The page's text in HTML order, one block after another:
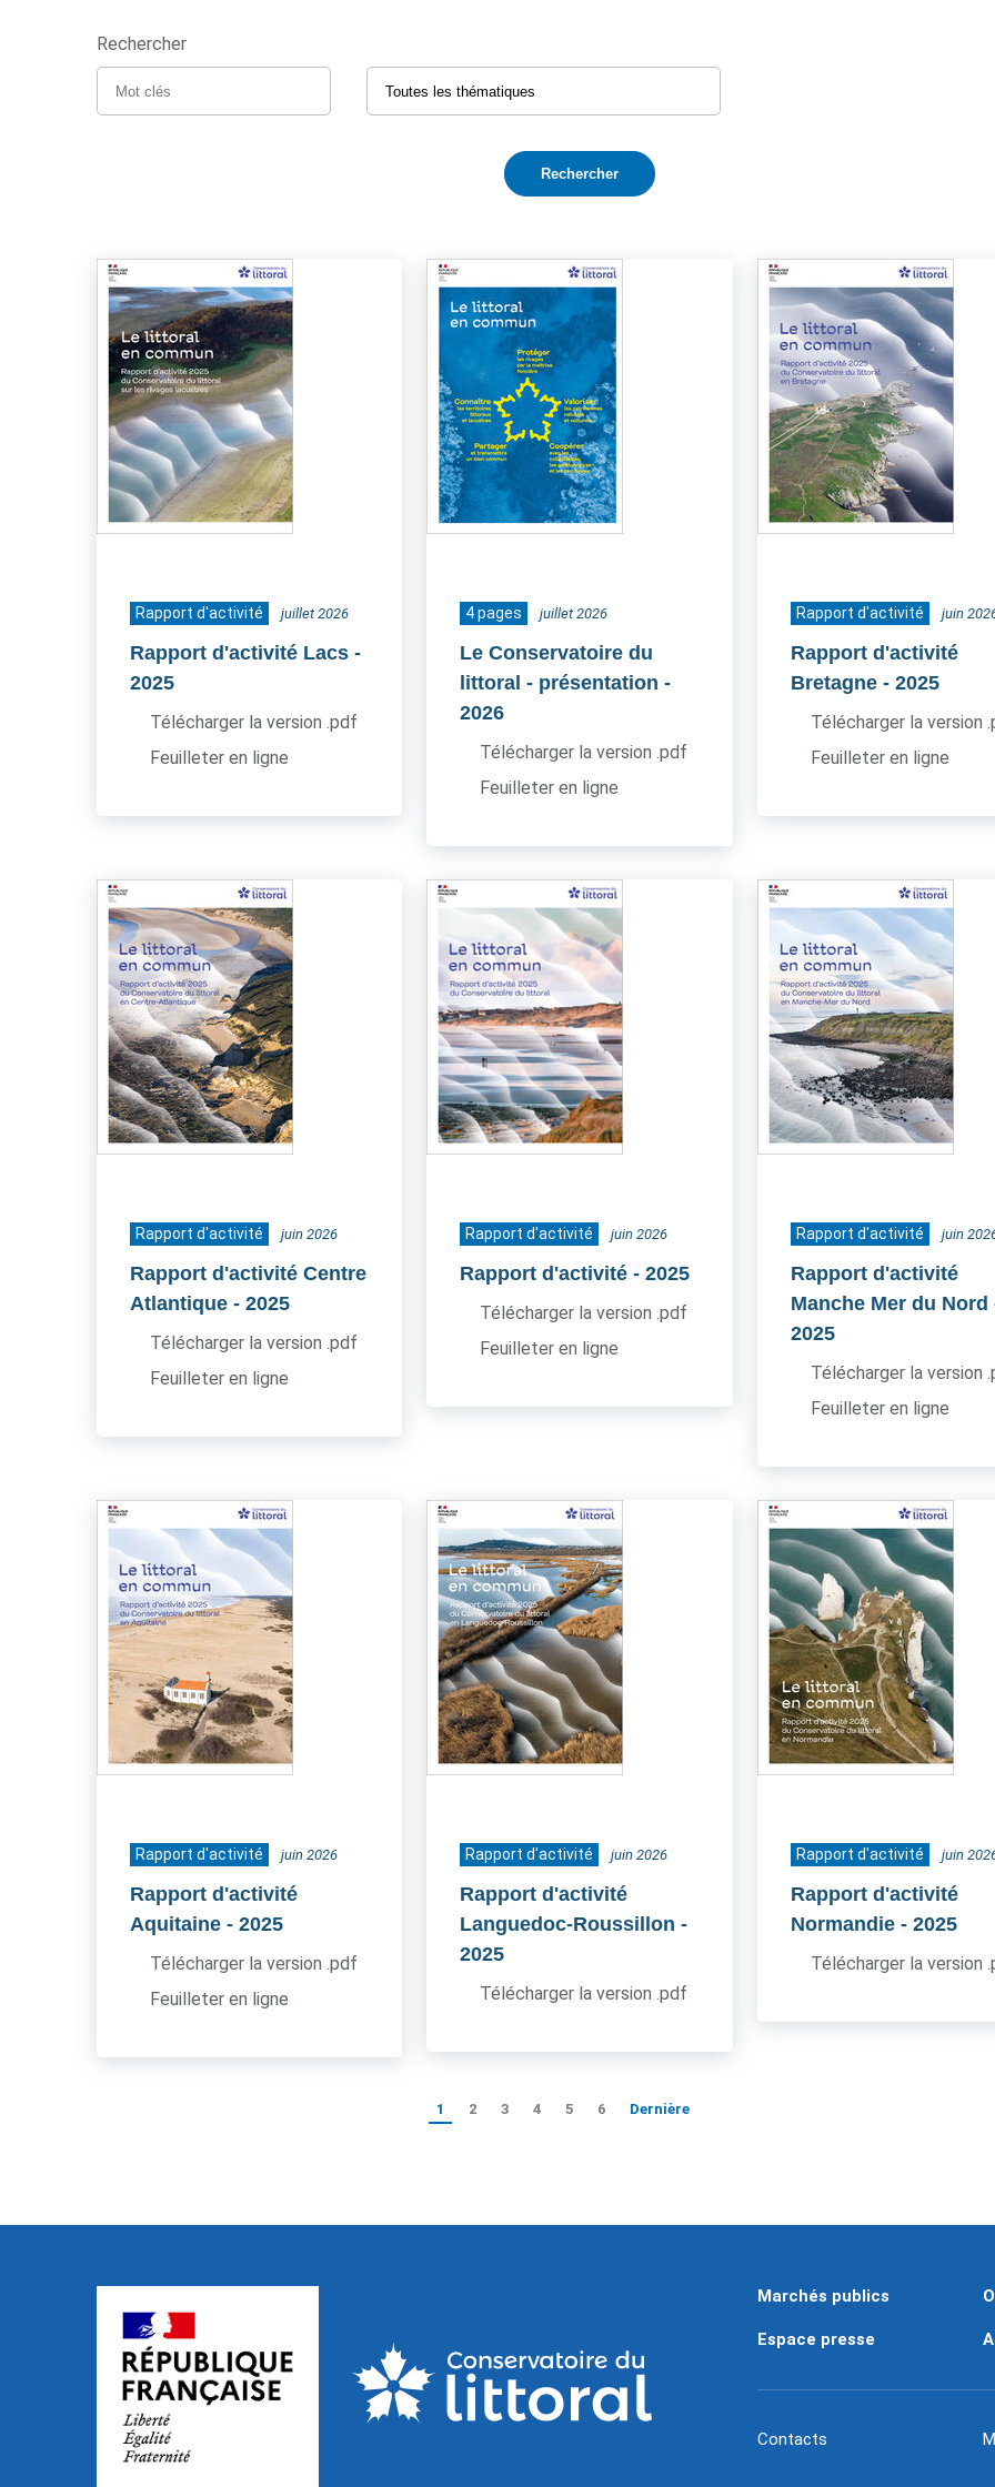
Rechercher
Rapport d'activité juillet 2026
Rapport d'activité Lacs -
2025
Télécharger la version .pdf
Feuilleter en ligne
4 pages juillet 2026
Le Conservatoire du
littoral - présentation -
2026
Télécharger la version .pdf
Feuilleter en ligne
Rapport d'activité juin
Rapport d'activité
Bretagne - 2025
Télécharger la version
Feuilleter en ligne
Rapport d'activité juin 2026
Rapport d'activité Centre
Atlantique - 2025
Télécharger la version .pdf
Feuilleter en ligne
Rapport d'activité juin 2026
Rapport d'activité - 2025
Télécharger la version .pdf
Feuilleter en ligne
Rapport d'activité juin
Rapport d'activité
Manche Mer du Nord
2025
Télécharger la version
Feuilleter en ligne
Rapport d'activité juin 2026
Rapport d'activité
Aquitaine - 2025
Télécharger la version .pdf
Feuilleter en ligne
Rapport d'activité juin 2026
Rapport d'activité
Languedoc-Roussillon -
2025
Télécharger la version .pdf
Rapport d'activité juin
Rapport d'activité
Normandie - 2025
Télécharger la version
1 2 3 4 5 6 Dernière
Marchés publics
Espace presse
Contacts